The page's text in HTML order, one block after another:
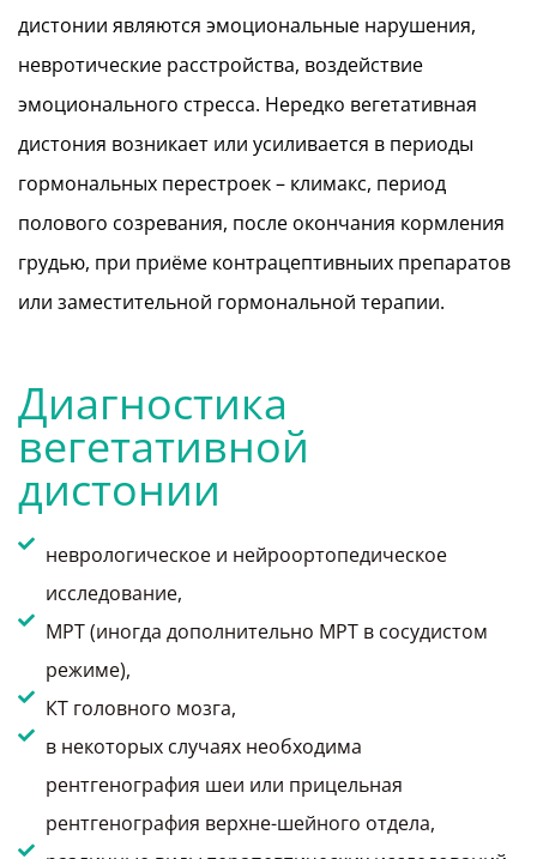
дистонии являются эмоциональные нарушения,
невротические расстройства, воздействие
эмоционального стресса. Нередко вегетативная
дистония возникает или усиливается в периоды
гормональных перестроек – климакс, период
полового созревания, после окончания кормления
грудью, при приёме контрацептивныих препаратов
или заместительной гормональной терапии.
Диагностика
вегетативной
дистонии
неврологическое и нейроортопедическое
исследование,
МРТ (иногда дополнительно МРТ в сосудистом
режиме),
КТ головного мозга,
в некоторых случаях необходима
рентгенография шеи или прицельная
рентгенография верхне-шейного отдела,